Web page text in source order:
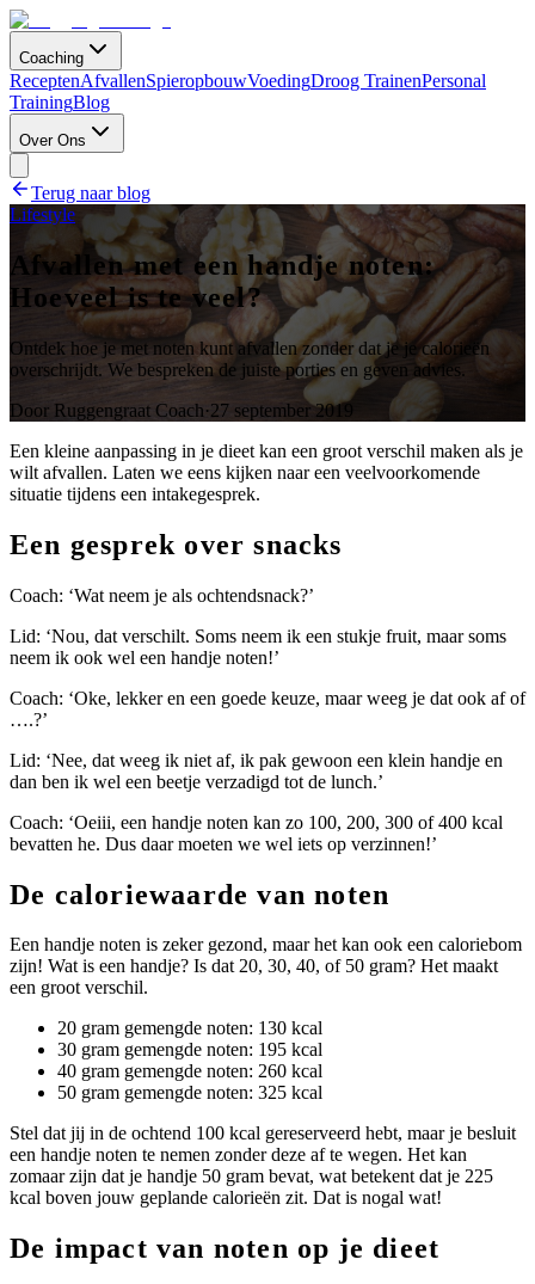
Coaching
ReceptenAfvallenSpieropbouwVoedingDroog TrainenPersonal
TrainingBlog
Over Ons
Terug naar blog
Lifestyle
Afvallen met een handje noten:
Hoeveel is te veel?
Ontdek hoe je met noten kunt afvallen zonder dat je je calorieën
overschrijdt. We bespreken de juiste porties en geven advies.
Door Ruggengraat Coach·27 september 2019
Een kleine aanpassing in je dieet kan een groot verschil maken als je
wilt afvallen. Laten we eens kijken naar een veelvoorkomende
situatie tijdens een intakegesprek.
Een gesprek over snacks
Coach: ‘Wat neem je als ochtendsnack?’
Lid: ‘Nou, dat verschilt. Soms neem ik een stukje fruit, maar soms
neem ik ook wel een handje noten!’
Coach: ‘Oke, lekker en een goede keuze, maar weeg je dat ook af of
….?’
Lid: ‘Nee, dat weeg ik niet af, ik pak gewoon een klein handje en
dan ben ik wel een beetje verzadigd tot de lunch.’
Coach: ‘Oeiii, een handje noten kan zo 100, 200, 300 of 400 kcal
bevatten he. Dus daar moeten we wel iets op verzinnen!’
De caloriewaarde van noten
Een handje noten is zeker gezond, maar het kan ook een caloriebom
zijn! Wat is een handje? Is dat 20, 30, 40, of 50 gram? Het maakt
een groot verschil.
20 gram gemengde noten: 130 kcal
30 gram gemengde noten: 195 kcal
40 gram gemengde noten: 260 kcal
50 gram gemengde noten: 325 kcal
Stel dat jij in de ochtend 100 kcal gereserveerd hebt, maar je besluit
een handje noten te nemen zonder deze af te wegen. Het kan
zomaar zijn dat je handje 50 gram bevat, wat betekent dat je 225
kcal boven jouw geplande calorieën zit. Dat is nogal wat!
De impact van noten op je dieet